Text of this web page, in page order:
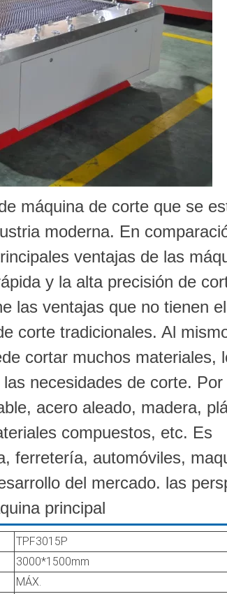
máquina de corte que se
moderna. En
ventajas de las
y la alta precisión de
las ventajas que no tienen el
corte tradicionales. Al
cortar muchos materiales,
necesidades de corte. Por
acero aleado, madera,
compuestos, etc. Es
ferretería, automóviles,
del mercado. las
principal
TPF3015P
3000*1500mm
MÁX.